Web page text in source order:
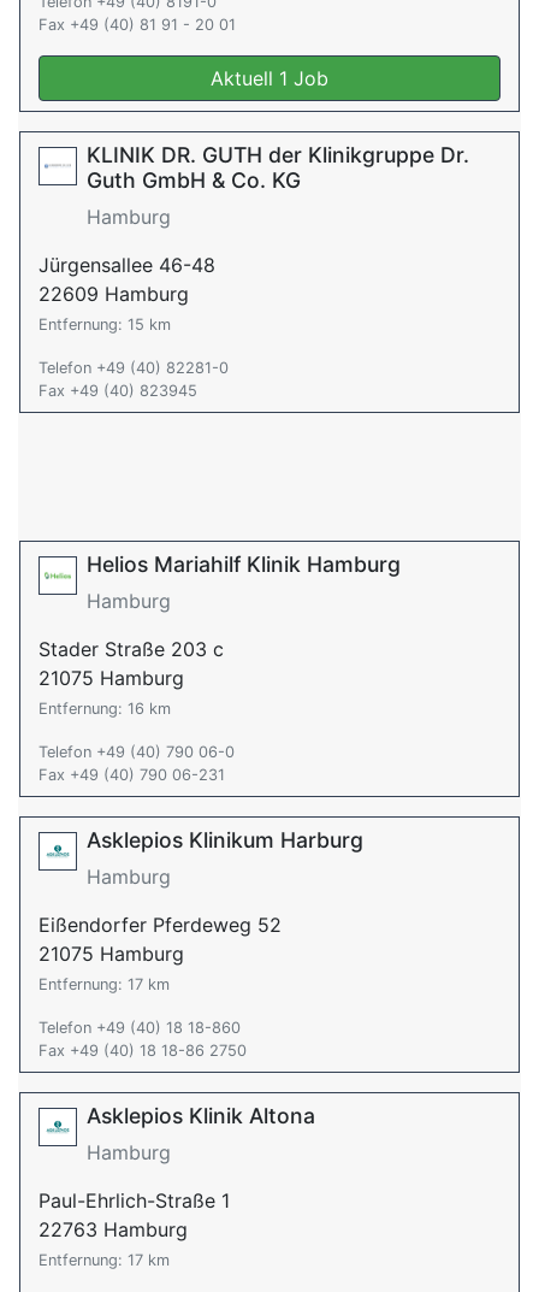
Fax +49 (40) 81 91 - 20 01
Aktuell 1 Job
KLINIK DR. GUTH der Klinikgruppe Dr.
Guth GmbH & Co. KG
Hamburg
Jürgensallee 46-48
22609 Hamburg
Entfernung: 15 km
Telefon +49 (40) 82281-0
Fax +49 (40) 823945
Helios Mariahilf Klinik Hamburg
Hamburg
Stader Straße 203 c
21075 Hamburg
Entfernung: 16 km
Telefon +49 (40) 790 06-0
Fax +49 (40) 790 06-231
Asklepios Klinikum Harburg
Hamburg
Eißendorfer Pferdeweg 52
21075 Hamburg
Entfernung: 17 km
Telefon +49 (40) 18 18-860
Fax +49 (40) 18 18-86 2750
Asklepios Klinik Altona
Hamburg
Paul-Ehrlich-Straße 1
22763 Hamburg
Entfernung: 17 km